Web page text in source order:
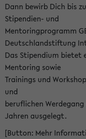
Dann bewirb Dich bis
Stipendien- und
Mentoringprogramm
Deutschlandstiftung
Das Stipendium bietet
Mentoring sowie
Trainings und
und
beruflichen
Jahren ausgelegt.
[Button: Mehr